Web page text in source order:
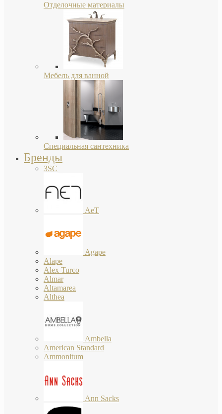
Отделочные материалы
Мебель для ванной
Специальная сантехника
Бренды
3SC
AeT
Agape
Alape
Alex Turco
Almar
Altamarea
Althea
Ambella
American Standard
Ammonitum
Ann Sacks